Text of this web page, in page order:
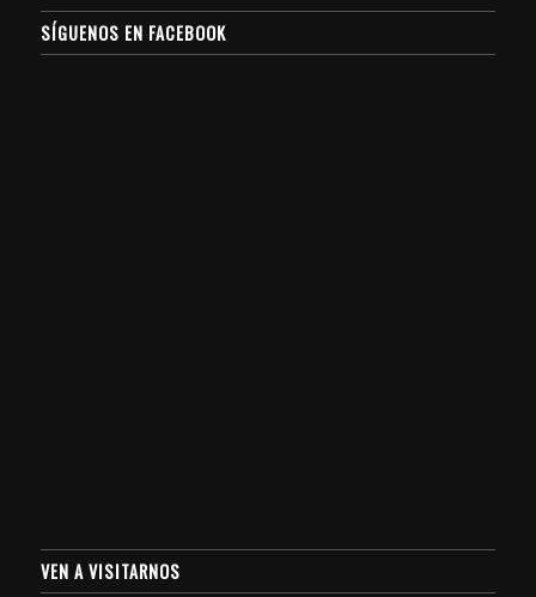
SÍGUENOS EN FACEBOOK
VEN A VISITARNOS